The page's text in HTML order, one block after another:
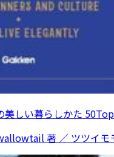
美しい暮らしかた
著 ／ ツツイ